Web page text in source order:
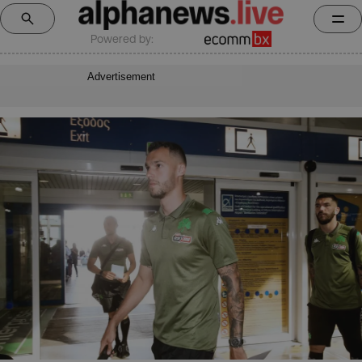
Powered by:
Advertisement